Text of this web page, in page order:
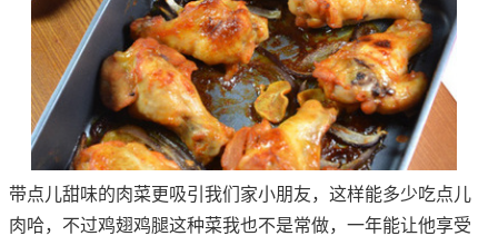
带点儿甜味的肉菜更吸引我们家小朋友，这样能多少吃点儿
肉哈，不过鸡翅鸡腿这种菜我也不是常做，一年能让他享受